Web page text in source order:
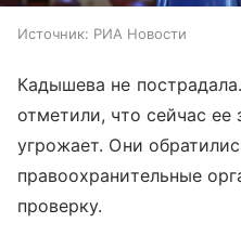
Источник: РИА Новости
Кадышева не
отметили, что сейчас ее
угрожает. Они
правоохранительные
проверку.